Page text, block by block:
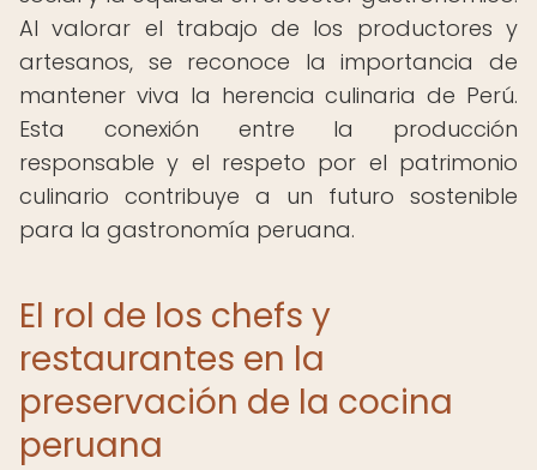
Al valorar el trabajo de los productores y
artesanos, se reconoce la importancia de
mantener viva la herencia culinaria de Perú.
Esta conexión entre la producción
responsable y el respeto por el patrimonio
culinario contribuye a un futuro sostenible
para la gastronomía peruana.
El rol de los chefs y
restaurantes en la
preservación de la cocina
peruana